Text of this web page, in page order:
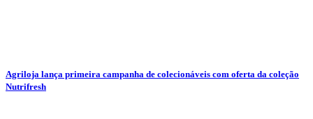
Agriloja lança primeira campanha de colecionáveis com oferta da coleção
Nutrifresh